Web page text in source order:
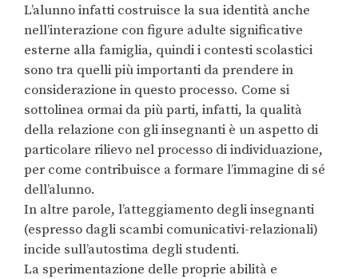
L’alunno infatti costruisce la sua identità anche
nell’interazione con figure adulte significative
esterne alla famiglia, quindi i contesti scolastici
sono tra quelli più importanti da prendere in
considerazione in questo processo. Come si
sottolinea ormai da più parti, infatti, la qualità
della relazione con gli insegnanti è un aspetto di
particolare rilievo nel processo di individuazione,
per come contribuisce a formare l’immagine di sé
dell’alunno.
In altre parole, l’atteggiamento degli insegnanti
(espresso dagli scambi comunicativi-relazionali)
incide sull’autostima degli studenti.
La sperimentazione delle proprie abilità e